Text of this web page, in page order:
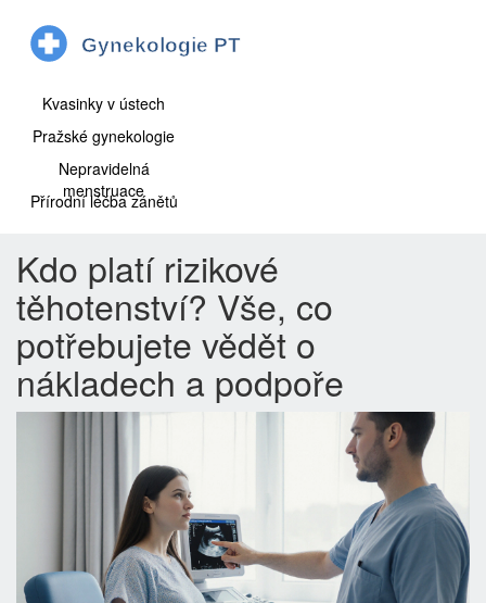
Kvasinky v ústech
Pražské gynekologie
Nepravidelná
menstruace
Přírodní léčba zánětů
Kdo platí rizikové
těhotenství? Vše, co
potřebujete vědět o
nákladech a podpoře